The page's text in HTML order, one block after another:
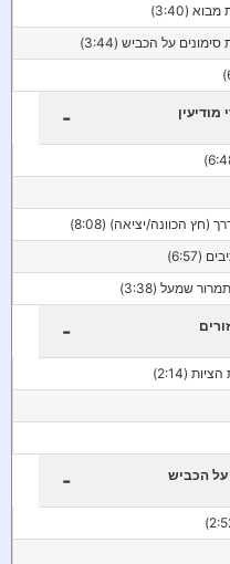
(3:40)
על הכביש (3:44)
מודיעין -
(חץ הכוונה/יציאה) (8:08)
(6:57)
שמעל (3:38)
-
(2:14)
על הכביש -